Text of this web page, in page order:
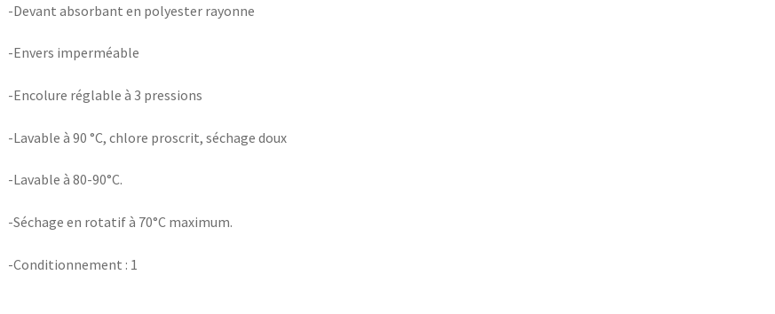
-Devant absorbant en polyester rayonne
-Envers imperméable
-Encolure réglable à 3 pressions
-Lavable à 90 °C, chlore proscrit, séchage doux
-Lavable à 80-90°C.
-Séchage en rotatif à 70°C maximum.
-Conditionnement : 1